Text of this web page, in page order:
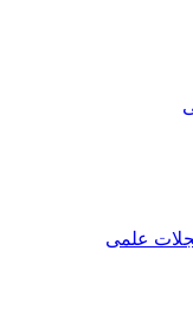
علمی